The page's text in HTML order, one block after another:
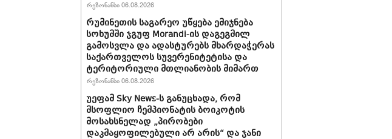
რეზონანსი 06.08.2026
რუმინეთის საგარეო უწყება ემიჯნება
სოხუმში ჯგუფ Morandi-ის დაგეგმილ
გამოსვლა და ადასტურებს მხარდაჭერას
საქართველოს სუვერენიტეტისა და
ტერიტორიული მთლიანობის მიმართ
რეზონანსი 06.08.2026
უეფამ Sky News-ს განუცხადა, რომ
მსოფლიო ჩემპიონატის ბოიკოტის
მოსახსნელად „პირობები
დაკმაყოფილებული არ არის“ და ჯანი